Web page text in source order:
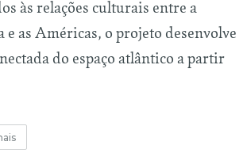
às relações culturais entre a
e as Américas, o projeto desenvolve
do espaço atlântico a partir